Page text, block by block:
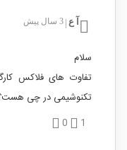
آ ع 3 سال پیش
سلام
تفاوت های فلاکس
تکنوشیمی در چی
1
0